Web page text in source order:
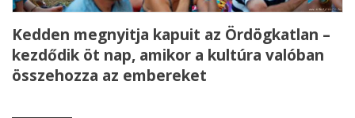
Kedden megnyitja kapuit az Ördögkatlan –
kezdődik öt nap, amikor a kultúra valóban
összehozza az embereket